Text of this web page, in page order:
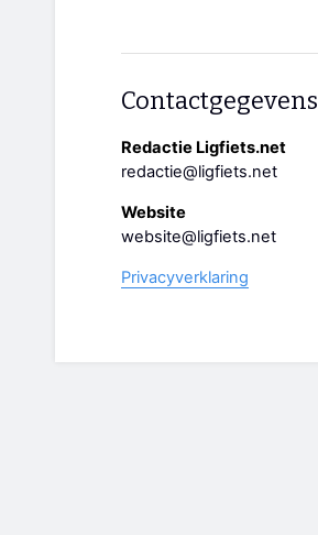
Contactgegevens
Redactie Ligfiets.net
redactie@ligfiets.net
Website
website@ligfiets.net
Privacyverklaring